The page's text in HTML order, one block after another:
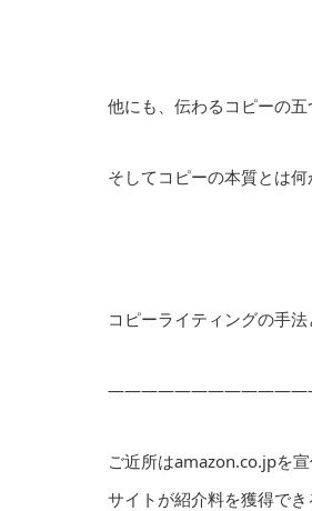
他にも、伝わるコピーの五
そしてコピーの本質とは
コピーライティングの手
ご近所はamazon.co.jpを
サイトが紹介料を獲得で